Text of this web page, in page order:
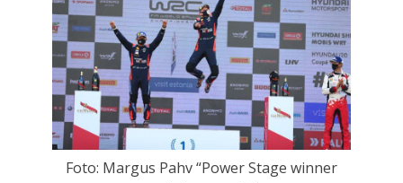
Foto: Margus Pahv “Power Stage winner